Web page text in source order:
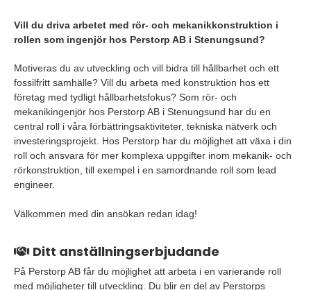
Vill du driva arbetet med rör- och mekanikkonstruktion i
rollen som ingenjör hos Perstorp AB i Stenungsund?
Motiveras du av utveckling och vill bidra till hållbarhet och ett
fossilfritt samhälle? Vill du arbeta med konstruktion hos ett
företag med tydligt hållbarhetsfokus? Som rör- och
mekanikingenjör hos Perstorp AB i Stenungsund har du en
central roll i våra förbättringsaktiviteter, tekniska nätverk och
investeringsprojekt. Hos Perstorp har du möjlighet att växa i din
roll och ansvara för mer komplexa uppgifter inom mekanik- och
rörkonstruktion, till exempel i en samordnande roll som lead
engineer.
Välkommen med din ansökan redan idag!
Ditt anställningserbjudande
På Perstorp AB får du möjlighet att arbeta i en varierande roll
med möjligheter till utveckling. Du blir en del av Perstorps